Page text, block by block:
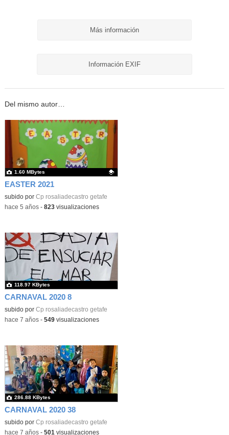
Más información
Información EXIF
Del mismo autor…
EASTER 2021
Contenido educativo.
subido por Cp rosaliadecastro getafe
1.60 MBytes
-hace 5 años- 823visualizaciones
CARNAVAL 2020 8
subido por Cp rosaliadecastro getafe
118.97 KBytes
-hace 7 años- 549visualizaciones
CARNAVAL 2020 38
subido por Cp rosaliadecastro getafe
286.88 KBytes
-hace 7 años- 501 visualizaciones